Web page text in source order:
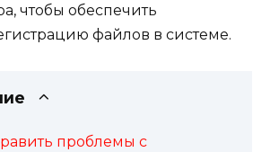
чтобы обеспечить
файлов в системе.
проблемы с